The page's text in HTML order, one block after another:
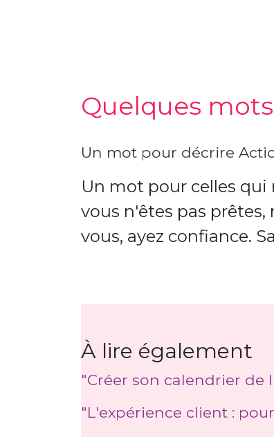
Quelques
Un mot pour décrire
Un mot pour celles qui
vous n'êtes pas prêtes,
vous, ayez confiance.
À lire également
"Créer son calendrier de
"L'expérience client :